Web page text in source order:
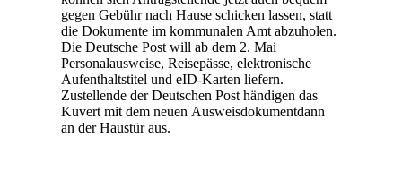
gegen Gebühr nach Hause schicken lassen, statt
die Dokumente im kommunalen Amt abzuholen.
Die Deutsche Post will ab dem 2. Mai
Personalausweise, Reisepässe, elektronische
Aufenthaltstitel und eID-Karten liefern.
Zustellende der Deutschen Post händigen das
Kuvert mit dem neuen Ausweisdokumentdann
an der Haustür aus.